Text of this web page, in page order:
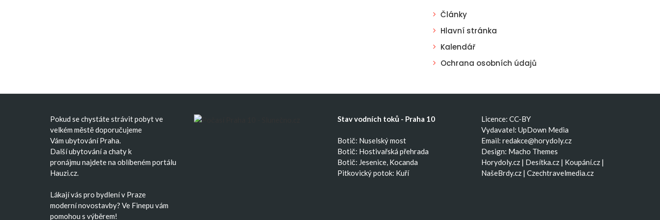
Články
Hlavní stránka
Kalendář
Ochrana osobních údajů
Pokud se chystáte strávit pobyt ve
velkém městě doporučujeme
Vám ubytování Praha.
Dalšíubytovánía chaty k
pronájmu najdete na oblíbeném portálu
Hauzi.cz.
Lákají vás pro bydlení v Praze
modernínovostavby? Ve Finepu vám
pomohou s výběrem!
Stav vodních toků - Praha 10
Botič: Nuselský most
Botič: Hostivařská přehrada
Botič: Jesenice, Kocanda
Pitkovický potok: Kuří
Licence: CC-BY
Vydavatel: UpDown Media
Email: redakce@horydoly.cz
Design: Macho Themes
Horydoly.cz| Desítka.cz| Koupání.cz|
NašeBrdy.cz| Czechtravelmedia.cz